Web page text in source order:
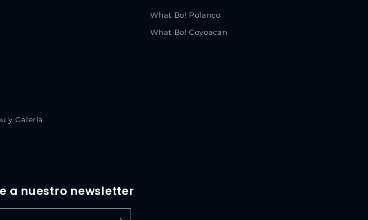
y Galería
What Bo! Polanco
What Bo! Coyoacan
a nuestro newsletter